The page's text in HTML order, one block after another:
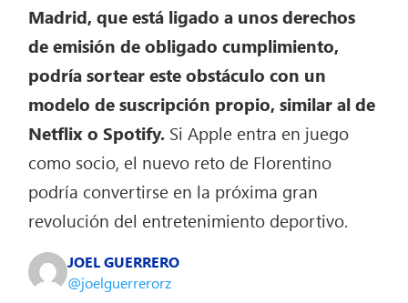
Madrid, que está ligado a unos derechos
de emisión de obligado cumplimiento,
podría sortear este obstáculo con un
modelo de suscripción propio, similar al de
Netflix o Spotify. Si Apple entra en juego
como socio, el nuevo reto de Florentino
podría convertirse en la próxima gran
revolución del entretenimiento deportivo.
JOEL GUERRERO
@joelguerrerorz